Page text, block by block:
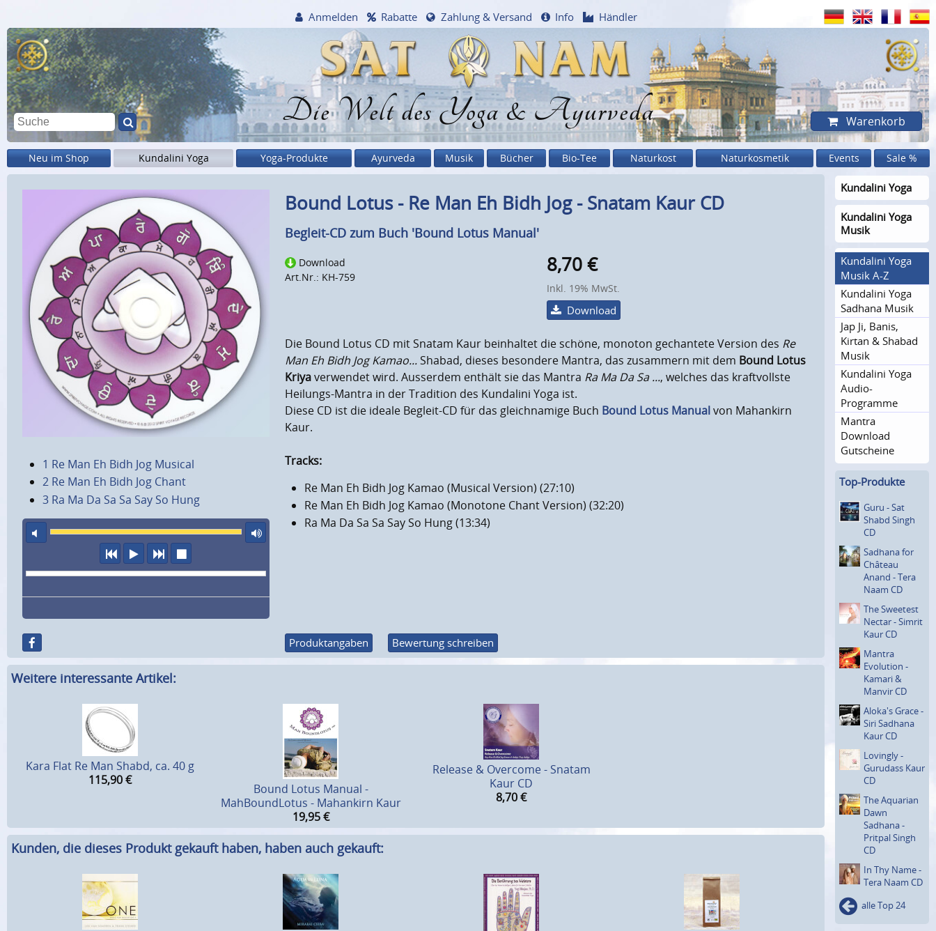
Die Welt des Yoga & Ayurveda
Anmelden Rabatte Zahlung & Versand Info Händler
Warenkorb
Neu im Shop Kundalini Yoga Yoga-Produkte Ayurveda Musik Bücher Bio-Tee Naturkost Naturkosmetik Events Sale %
1 Re Man Eh Bidh Jog Musical
2 Re Man Eh Bidh Jog Chant
3 Ra Ma Da Sa Sa Say So Hung
Ton aus
maximale Laustärke
vorheriger Titel
Abspielennächster Titel
Bound Lotus - Re Man Eh Bidh Jog - Snatam Kaur CD
Begleit-CD zum Buch 'Bound Lotus Manual'
Download
Art.Nr.: KH-759
8,70€
Inkl. 19% MwSt.
Download
Die Bound Lotus CD mit Snatam Kaur beinhaltet die schöne, monoton gechantete Version des Re
Man Eh Bidh Jog Kamao...Shabad, dieses besondere Mantra, das zusammern mit dem Bound Lotus
Kriyaverwendet wird. Ausserdem enthält sie das Mantra Ra Ma Da Sa ..., welches das kraftvollste
Heilungs-Mantra in der Tradition des Kundalini Yoga ist.
Diese CD ist die ideale Begleit-CD für das gleichnamige Buch Bound Lotus Manualvon Mahankirn
Kaur.
Tracks:
Re Man Eh Bidh Jog Kamao (Musical Version) (27:10)
Re Man Eh Bidh Jog Kamao (Monotone Chant Version) (32:20)
Ra Ma Da Sa Sa Say So Hung (13:34)
Produktangaben Bewertung schreiben
Weitere interessante Artikel:
Kara Flat Re Man Shabd, ca. 40 g
115,90€
Bound Lotus Manual -
MahBoundLotus - Mahankirn Kaur
19,95 €
Release & Overcome - Snatam
Kaur CD
8,70€
Kunden, die dieses Produkt gekauft haben, haben auch gekauft:
Kundalini Yoga
Kundalini Yoga
Musik
Kundalini Yoga
Musik A-Z
Kundalini Yoga
Sadhana Musik
Jap Ji, Banis,
Kirtan & Shabad
Musik
Kundalini Yoga
Audio-
Programme
Mantra
Download
Gutscheine
Top-Produkte
Guru - Sat
Shabd Singh
CD
Sadhana for
Château
Anand - Tera
Naam CD
The Sweetest
Nectar - Simrit
Kaur CD
Mantra
Evolution -
Kamari &
Manvir CD
Aloka's Grace -
Siri Sadhana
Kaur CD
Lovingly -
Gurudass Kaur
CD
The Aquarian
Dawn
Sadhana -
Pritpal Singh
CD
In Thy Name -
Tera Naam CD
alle Top 24